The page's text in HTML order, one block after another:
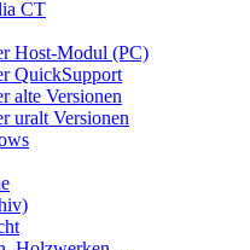
CT
Host-Modul (PC)
QuickSupport
alte Versionen
uralt Versionen